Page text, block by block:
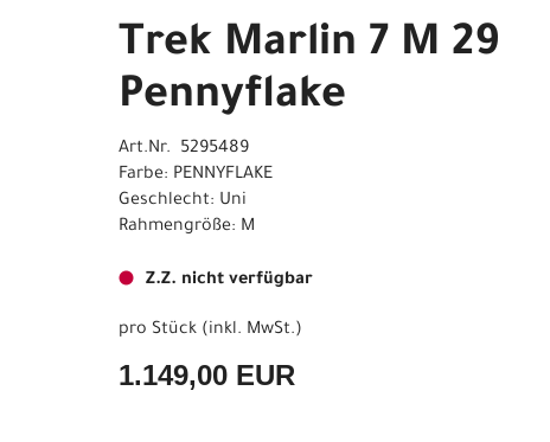
Trek Marlin 7 M 29
Pennyflake
Art.Nr. 5295489
Farbe: PENNYFLAKE
Geschlecht: Uni
Rahmengröße: M
Z.Z. nicht verfügbar
pro Stück (inkl. MwSt.)
1.149,00 EUR